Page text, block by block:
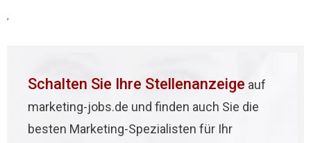
,
Schalten Sie Ihre Stellenanzeige auf
marketing-jobs.de und finden auch Sie die
besten Marketing-Spezialisten für Ihr